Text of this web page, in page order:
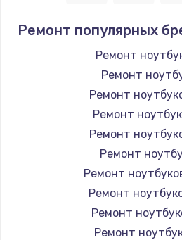
Ремонт популярных
Ремонт
Ремонт
Ремонт
Ремонт
Ремонт
Ремонт
Ремонт
Ремонт
Ремонт
Ремонт